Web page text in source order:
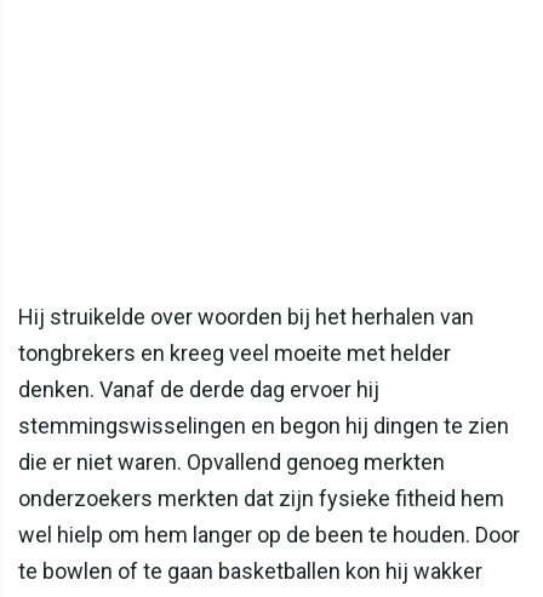
Hij struikelde over woorden bij het herhalen van
tongbrekers en kreeg veel moeite met helder
denken. Vanaf de derde dag ervoer hij
stemmingswisselingen en begon hij dingen te zien
die er niet waren. Opvallend genoeg merkten
onderzoekers merkten dat zijn fysieke fitheid hem
wel hielp om hem langer op de been te houden. Door
te bowlen of te gaan basketballen kon hij wakker